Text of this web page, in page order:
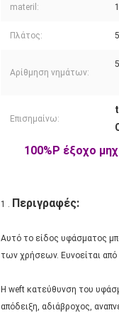
materil:
Πλάτος:
Αρίθμηση νημάτων:
Επισημαίνω:
100%P έξοχο
1 . Περιγραφές:
Αυτό το είδος υφάσματος
των χρήσεων. Ευνοείται από
Η weft κατεύθυνση του
απόδειξη, αδιάβροχος,